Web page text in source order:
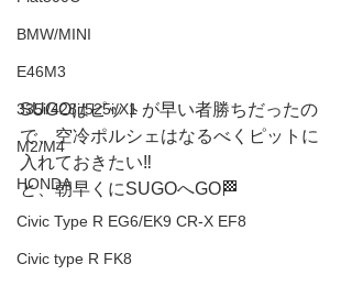
BMW/MINI
E46M3
335i/428i/525i/X1
M2/M4
HONDA
Civic Type R EG6/EK9 CR-X EF8
Civic type R FK8
SUGOはピットが早い者勝ちだったの
で、空冷ポルシェはなるべくピットに
入れておきたい‼️
と、朝早くにSUGOへGO🏁